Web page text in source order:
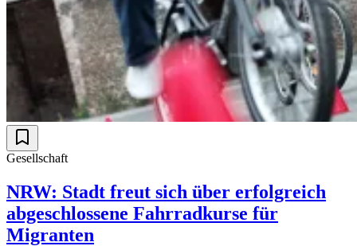
Gesellschaft
NRW: Stadt freut sich über erfolgreich
abgeschlossene Fahrradkurse für
Migranten